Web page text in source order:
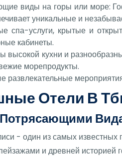
виды на горы или море:
уникальные и
спа-услуги, крытые и
кабинеты.
высокой кухни и
морепродукты.
развлекательные
Отели В
- один из самых известных
и древней историей